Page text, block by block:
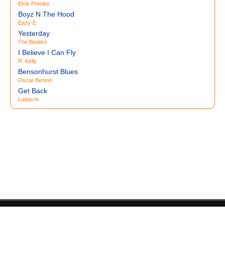
Elvis Presley
Boyz N The Hood
Eazy-E
Yesterday
The Beatles
I Believe I Can Fly
R. Kelly
Bensonhurst Blues
Oscar Benton
Get Back
Ludacris